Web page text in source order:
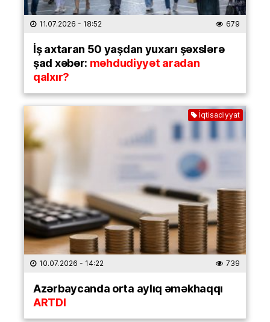
11.07.2026 - 18:52 679
İş axtaran 50 yaşdan yuxarı şəxslərə
şad xəbər: məhdudiyyət aradan
qalxır?
İqtisadiyyat
10.07.2026 - 14:22 739
Azərbaycanda orta aylıq əməkhaqqı
ARTDI